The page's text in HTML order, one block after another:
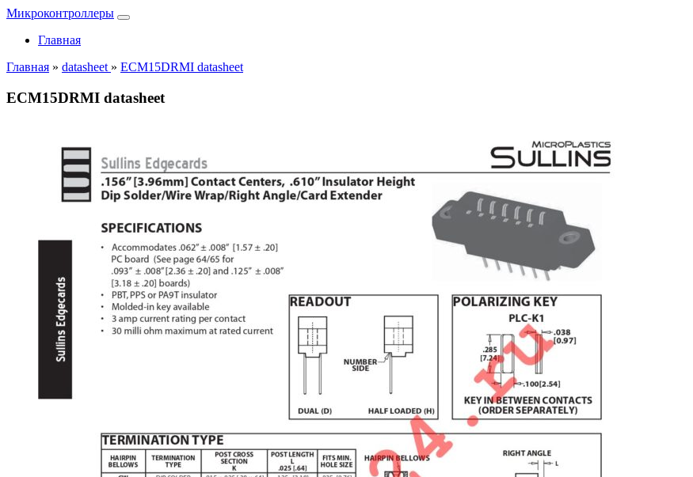
Микроконтроллеры
Главная
Главная » datasheet » ECM15DRMI datasheet
ECM15DRMI datasheet